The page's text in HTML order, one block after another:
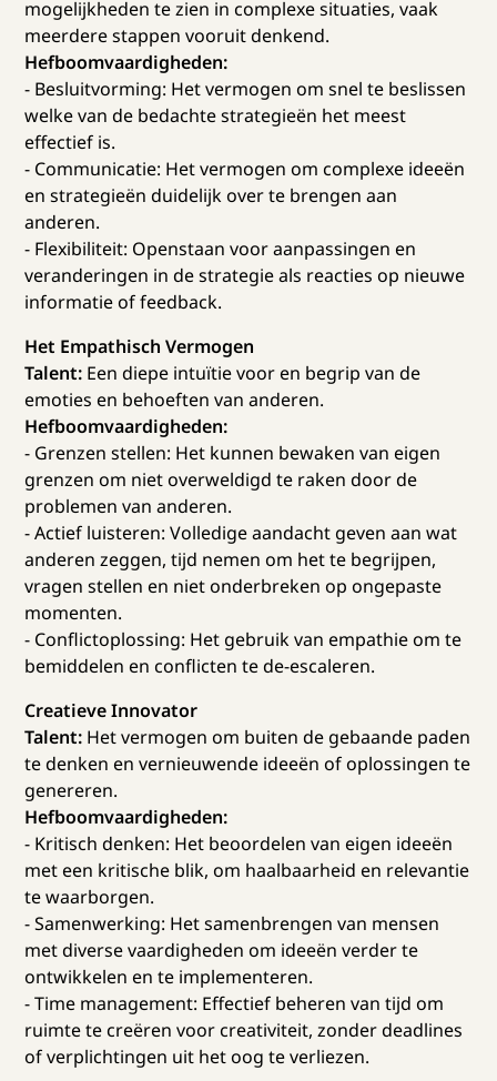
mogelijkheden te zien in complexe situaties, vaak
meerdere stappen vooruit denkend.
Hefboomvaardigheden:
- Besluitvorming: Het vermogen om snel te beslissen
welke van de bedachte strategieën het meest
effectief is.
- Communicatie: Het vermogen om complexe ideeën
en strategieën duidelijk over te brengen aan
anderen.
- Flexibiliteit: Openstaan voor aanpassingen en
veranderingen in de strategie als reacties op nieuwe
informatie of feedback.
Het Empathisch Vermogen
Talent: Een diepe intuïtie voor en begrip van de
emoties en behoeften van anderen.
Hefboomvaardigheden:
- Grenzen stellen: Het kunnen bewaken van eigen
grenzen om niet overweldigd te raken door de
problemen van anderen.
- Actief luisteren: Volledige aandacht geven aan wat
anderen zeggen, tijd nemen om het te begrijpen,
vragen stellen en niet onderbreken op ongepaste
momenten.
- Conflictoplossing: Het gebruik van empathie om te
bemiddelen en conflicten te de-escaleren.
Creatieve Innovator
Talent: Het vermogen om buiten de gebaande paden
te denken en vernieuwende ideeën of oplossingen te
genereren.
Hefboomvaardigheden:
- Kritisch denken: Het beoordelen van eigen ideeën
met een kritische blik, om haalbaarheid en relevantie
te waarborgen.
- Samenwerking: Het samenbrengen van mensen
met diverse vaardigheden om ideeën verder te
ontwikkelen en te implementeren.
- Time management: Effectief beheren van tijd om
ruimte te creëren voor creativiteit, zonder deadlines
of verplichtingen uit het oog te verliezen.